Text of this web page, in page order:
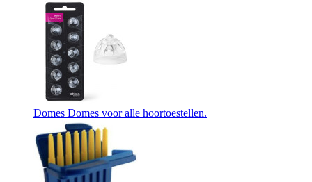
Domes Domes voor alle hoortoestellen.